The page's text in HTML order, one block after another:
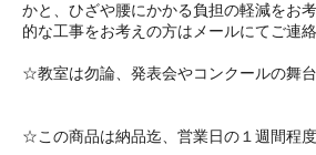
かと、ひざや腰にかかる負担の軽減をお
的な工事をお考えの方はメールにてご連
☆教室は勿論、発表会やコンクールの舞
☆この商品は納品迄、営業日の１週間程度